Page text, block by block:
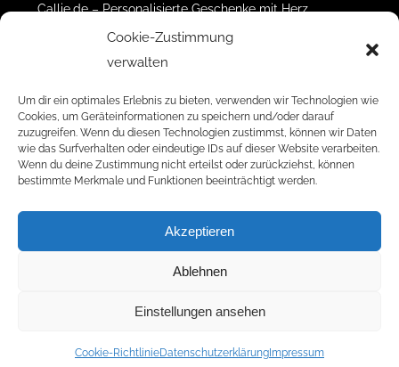
Cookie-Zustimmung
verwalten
Um dir ein optimales Erlebnis zu bieten, verwenden wir Technologien wie
Cookies, um Geräteinformationen zu speichern und/oder darauf
zuzugreifen. Wenn du diesen Technologien zustimmst, können wir Daten
wie das Surfverhalten oder eindeutige IDs auf dieser Website verarbeiten.
Wenn du deine Zustimmung nicht erteilst oder zurückziehst, können
bestimmte Merkmale und Funktionen beeinträchtigt werden.
Akzeptieren
Ablehnen
Einstellungen ansehen
Cookie-RichtlinieDatenschutzerklärung Impressum
Callie.de – Personalisierte Geschenke mit Herz
RATINGS
2026 | Radar Five Media | Alle Rechte